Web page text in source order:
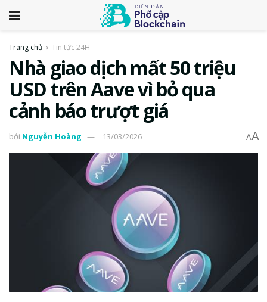
Trang chủ Tin tức 24H
Nhà giao dịch mất 50 triệu
USD trên Aave vì bỏ qua
cảnh báo trượt giá
bởi Nguyễn Hoàng 13/03/2026 AA